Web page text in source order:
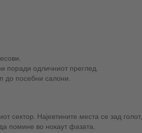
поради одличниот преглед.
до посебни салони.
сектор. Најевтините места се зад
помине во нокаут фазата.